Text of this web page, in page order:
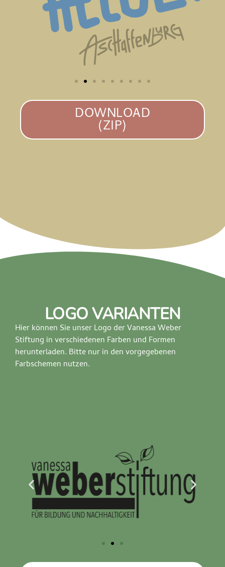
DOWNLOAD
(ZIP)
LOGO VARIANTEN
Hier können Sie unser Logo der Vanessa Weber
Stiftung in verschiedenen Farben und Formen
herunterladen. Bitte nur in den vorgegebenen
Farbschemen nutzen.